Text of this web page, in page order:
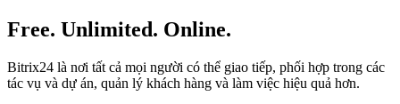
Free. Unlimited. Online.
Bitrix24 là nơi tất cả mọi người có thể giao tiếp, phối hợp trong các
tác vụ và dự án, quản lý khách hàng và làm việc hiệu quả hơn.